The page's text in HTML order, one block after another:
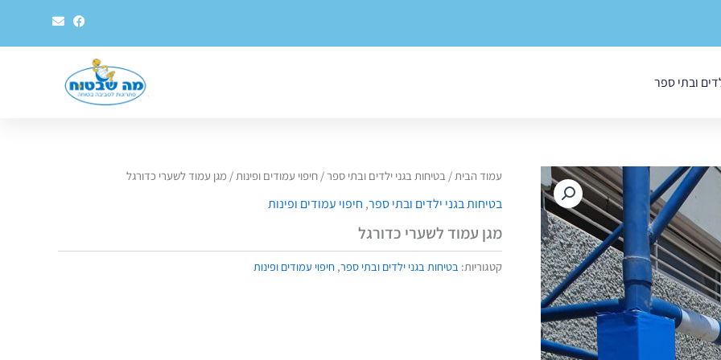
F
a
b
o
o
k
E
n
ובתי ספר
עמוד הבית/ בטיחות בגני ילדים ובתי ספר/ חיפוי עמודים ופינות/ מגן עמוד לשערי כדורגל
בטיחות בגני ילדים ובתי ספר, חיפוי עמודים ופינות
מגן עמוד לשערי כדורגל
קטגוריות: בטיחות בגני ילדים ובתי ספר, חיפוי עמודים ופינות